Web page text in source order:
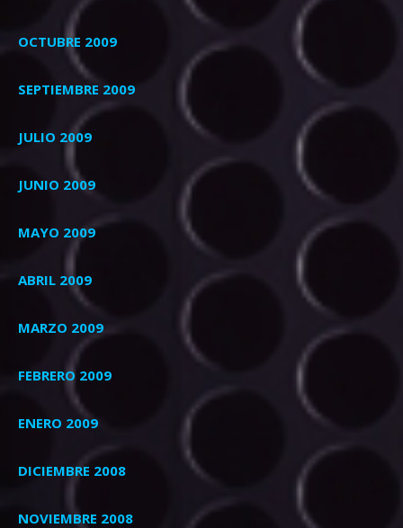
OCTUBRE 2009
SEPTIEMBRE 2009
JULIO 2009
JUNIO 2009
MAYO 2009
ABRIL 2009
MARZO 2009
FEBRERO 2009
ENERO 2009
DICIEMBRE 2008
NOVIEMBRE 2008